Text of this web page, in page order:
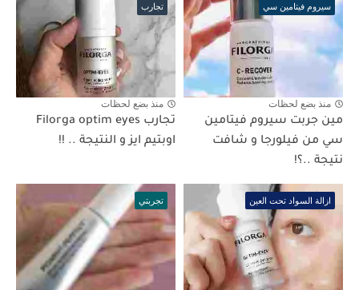
سيروم فيتامين سي
منذ بضع لحظات
مين جربت سيروم فيتامين
سي من فيلورجا و شافت
نتيجة ..؟!
تجارب
منذ بضع لحظات
تجارب Filorga optim eyes
اوبتيم ايز و النتيجة .. !!
ازالة السواد تحت العين تجربتي